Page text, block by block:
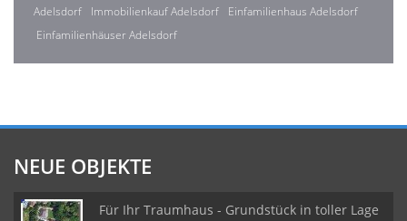
Adelsdorf
Immobilienkauf Adelsdorf
Einfamilienhaus Adelsdorf
Einfamilienhäuser Adelsdorf
NEUE OBJEKTE
Für Ihr Traumhaus - Grundstück in toller Lage